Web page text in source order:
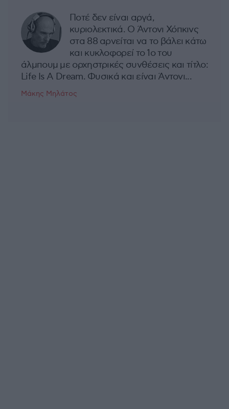
Ποτέ δεν είναι αργά,
κυριολεκτικά. Ο Άντονι Χόπκινς
στα 88 αρνείται να το βάλει κάτω
και κυκλοφορεί το 1ο του
άλμπουμ με ορχηστρικές συνθέσεις και τίτλο:
Life Is A Dream. Φυσικά και είναι Άντονι...
Μάκης Μηλάτος